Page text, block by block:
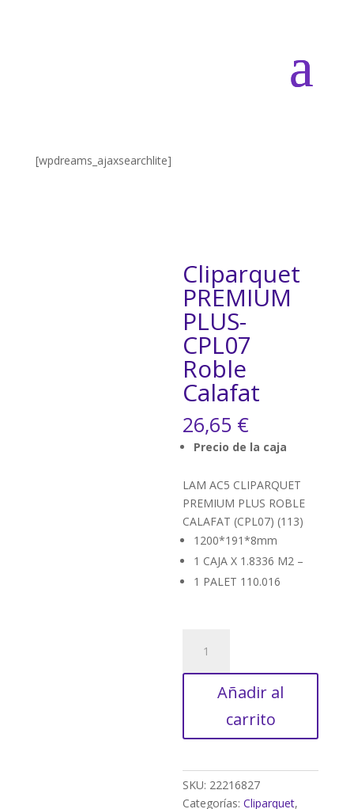
[wpdreams_ajaxsearchlite]
Cliparquet
PREMIUM
PLUS-
CPL07
Roble
Calafat
26,65 €
Precio de la caja
LAM AC5 CLIPARQUET
PREMIUM PLUS ROBLE
CALAFAT (CPL07) (113)
1200*191*8mm
1 CAJA X 1.8336 M2 –
1 PALET 110.016
PREMIUM
PLUS-
Añadir al
carrito
SKU: 22216827
Categorías:Cliparquet,